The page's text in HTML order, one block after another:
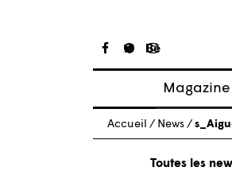
Magazine
Articles
À propos
Numéros
Accueil / News /
Toutes les